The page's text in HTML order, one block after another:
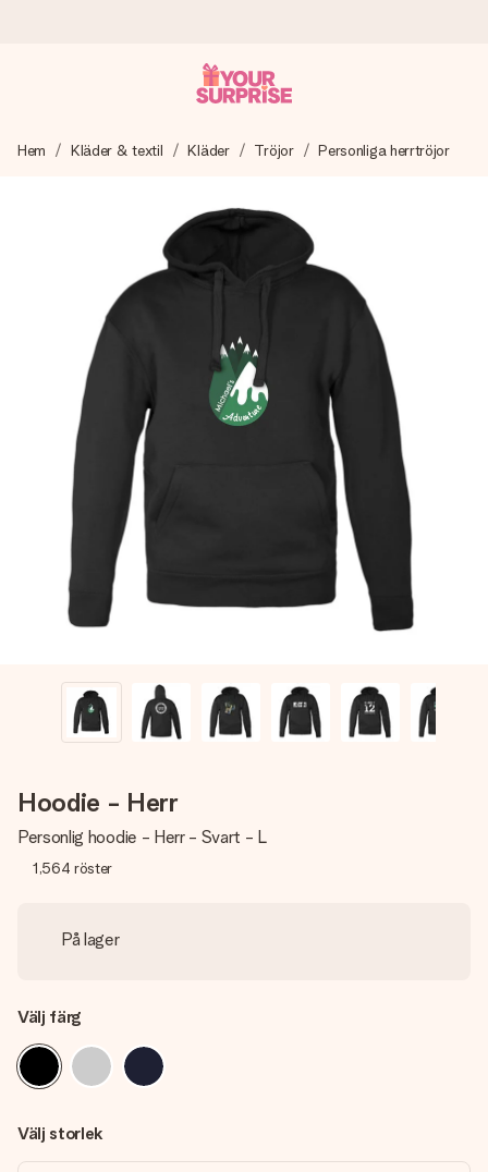
Vi skapar din gåva med omsorg och skickar den blixtsnabbt
4,6 (baserat på +15 000 recensioner)
Våra gåvor inspirerar. Kunder ger oss 4,6 på Google
Reviews.
Gratis hälsning
Skapa något unikt med bara några få steg – med hennes
namn, ditt foto eller ett meddelande som verkligen berör
hennes hjärta. Inget krångel, bara med all kärlek för stunden.
Hem Kläder & textil Kläder Tröjor Personliga herrtröjor
Hoodie - Herr
Personlig hoodie - Herr - Svart - L
1,564 röster
På lager
Välj färg
Välj storlek